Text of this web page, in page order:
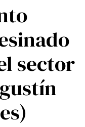
sector